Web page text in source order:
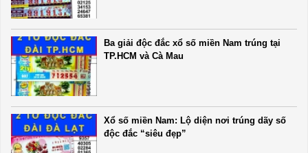
Ba giải độc đắc xổ số miền Nam trúng tại
TP.HCM và Cà Mau
Xổ số miền Nam: Lộ diện nơi trúng dãy số
độc đắc “siêu đẹp”